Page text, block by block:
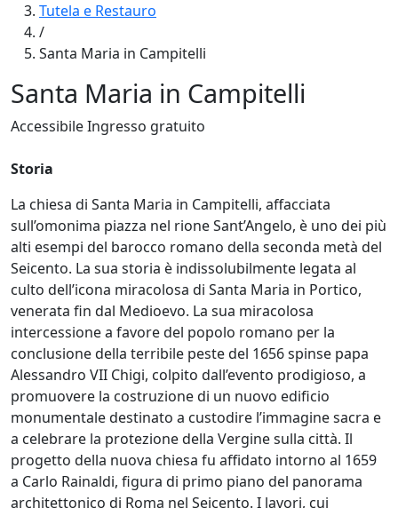
Tutela e Restauro
/
Santa Maria in Campitelli
Santa Maria in Campitelli
AccessibileIngresso gratuito
Storia
La chiesa di Santa Maria in Campitelli, affacciata
sull’omonima piazza nel rione Sant’Angelo, è uno dei più
alti esempi del barocco romano della seconda metà del
Seicento. La sua storia è indissolubilmente legata al
culto dell’icona miracolosa di Santa Maria in Portico,
venerata fin dal Medioevo. La sua miracolosa
intercessione a favore del popolo romano per la
conclusione della terribile peste del 1656 spinse papa
Alessandro VII Chigi, colpito dall’evento prodigioso, a
promuovere la costruzione di un nuovo edificio
monumentale destinato a custodire l’immagine sacra e
a celebrare la protezione della Vergine sulla città. Il
progetto della nuova chiesa fu affidato intorno al 1659
a Carlo Rainaldi, figura di primo piano del panorama
architettonico di Roma nel Seicento. I lavori, cui